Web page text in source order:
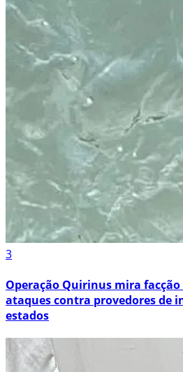
3
Operação Quirinus mira
ataques contra provedores de
estados